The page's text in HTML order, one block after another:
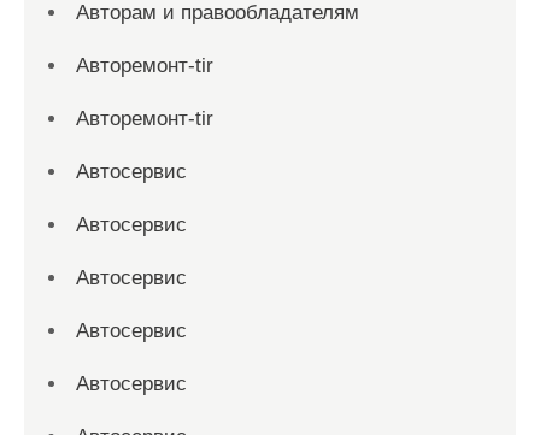
Авторам и правообладателям
Авторемонт-tir
Авторемонт-tir
Автосервис
Автосервис
Автосервис
Автосервис
Автосервис